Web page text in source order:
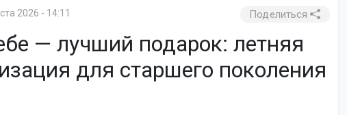
2026 - 14:11 Поделиться
— лучший подарок: летняя
для старшего поколения